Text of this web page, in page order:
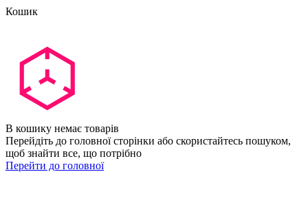
Кошик
В кошику немає товарів
Перейдіть до головної сторінки або скористайтесь пошуком,
щоб знайти все, що потрібно
Перейти до головної